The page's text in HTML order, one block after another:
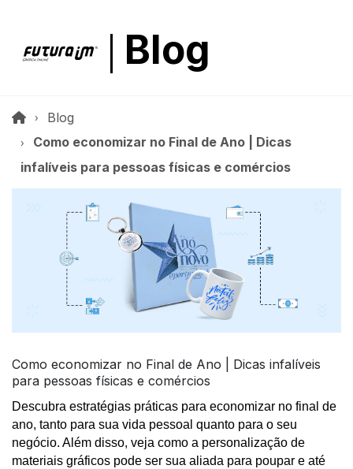
Blog
Blog
Como economizar no Final de Ano | Dicas
infalíveis para pessoas físicas e comércios
Como economizar no Final de Ano | Dicas infalíveis
para pessoas físicas e comércios
Descubra estratégias práticas para economizar no final de
ano, tanto para sua vida pessoal quanto para o seu
negócio. Além disso, veja como a personalização de
materiais gráficos pode ser sua aliada para poupar e até